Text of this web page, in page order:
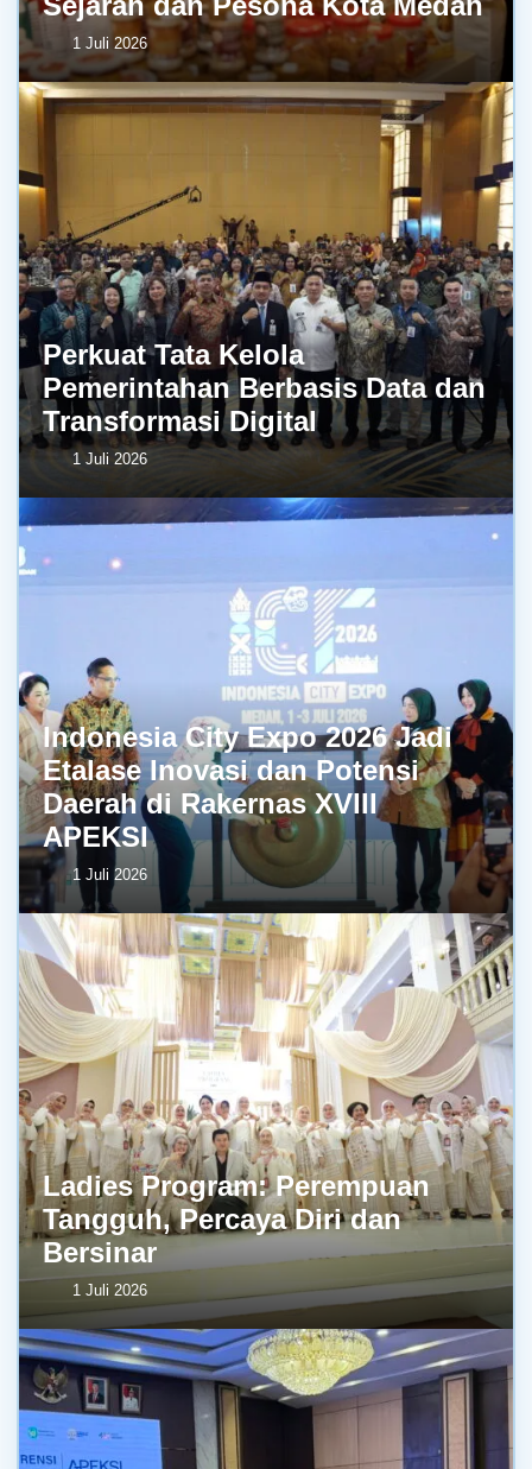
1 Juli 2026
Perkuat Tata Kelola
Pemerintahan Berbasis Data dan
Transformasi Digital
1 Juli 2026
Indonesia City Expo 2026 Jadi
Etalase Inovasi dan Potensi
Daerah di Rakernas XVIII
APEKSI
1 Juli 2026
Ladies Program: Perempuan
Tangguh, Percaya Diri dan
Bersinar
1 Juli 2026